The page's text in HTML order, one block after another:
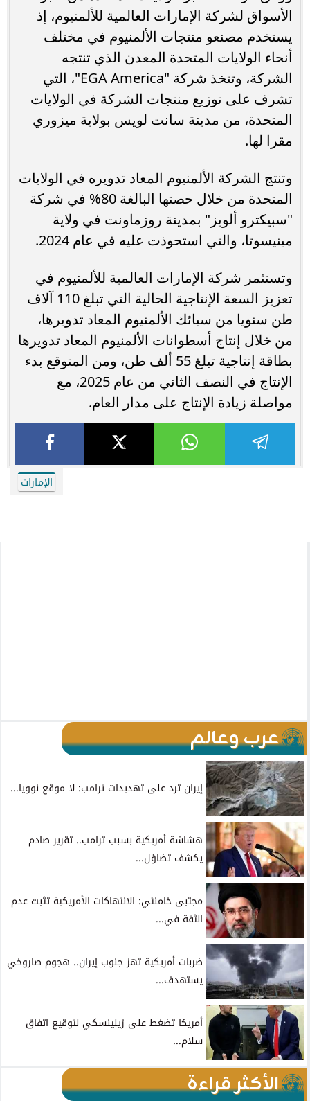
الأسواق لشركة الإمارات العالمية للألمنيوم، إذ
يستخدم مصنعو منتجات الألمنيوم في مختلف
أنحاء الولايات المتحدة المعدن الذي تنتجه
الشركة، وتتخذ شركة "EGA America"، التي
تشرف على توزيع منتجات الشركة في الولايات
المتحدة، من مدينة سانت لويس بولاية ميزوري
مقرا لها.
وتنتج الشركة الألمنيوم المعاد تدويره في الولايات
المتحدة من خلال حصتها البالغة 80% في شركة
"سبيكترو ألويز" بمدينة روزماونت في ولاية
مينيسوتا، والتي استحوذت عليه في عام 2024.
وتستثمر شركة الإمارات العالمية للألمنيوم في
تعزيز السعة الإنتاجية الحالية التي تبلغ 110 آلاف
طن سنويا من سبائك الألمنيوم المعاد تدويرها،
من خلال إنتاج أسطوانات الألمنيوم المعاد تدويرها
بطاقة إنتاجية تبلغ 55 ألف طن، ومن المتوقع بدء
الإنتاج في النصف الثاني من عام 2025، مع
مواصلة زيادة الإنتاج على مدار العام.
الإمارات
عرب وعالم
إيران ترد على تهديدات ترامب: لا موقع نوويا...
هشاشة أمريكية بسبب ترامب.. تقرير صادم
يكشف تضاؤل...
مجتبى خامنئي: الانتهاكات الأمريكية تثبت عدم
الثقة في...
ضربات أمريكية تهز جنوب إيران.. هجوم صاروخي
يستهدف...
أمريكا تضغط على زيلينسكي لتوقيع اتفاق
سلام...
الأكثر قراءة